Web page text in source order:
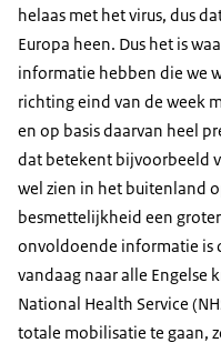
helaas met het virus, dus
Europa heen. Dus het is
informatie hebben die we
richting eind van de week
en op basis daarvan heel
dat betekent bijvoorbeeld
wel zien in het buitenland
besmettelijkheid een
onvoldoende informatie is
vandaag naar alle Engelse
National Health Service
totale mobilisatie te gaan,